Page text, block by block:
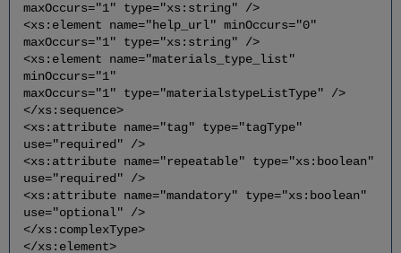
maxOccurs="1" type="xs:string" />
<xs:element name="help_url" minOccurs="0"
maxOccurs="1" type="xs:string" />
<xs:element name="materials_type_list"
minOccurs="1"
maxOccurs="1" type="materialstypeListType" />
</xs:sequence>
<xs:attribute name="tag" type="tagType"
use="required" />
<xs:attribute name="repeatable" type="xs:boolean"
use="required" />
<xs:attribute name="mandatory" type="xs:boolean"
use="optional" />
</xs:complexType>
</xs:element>